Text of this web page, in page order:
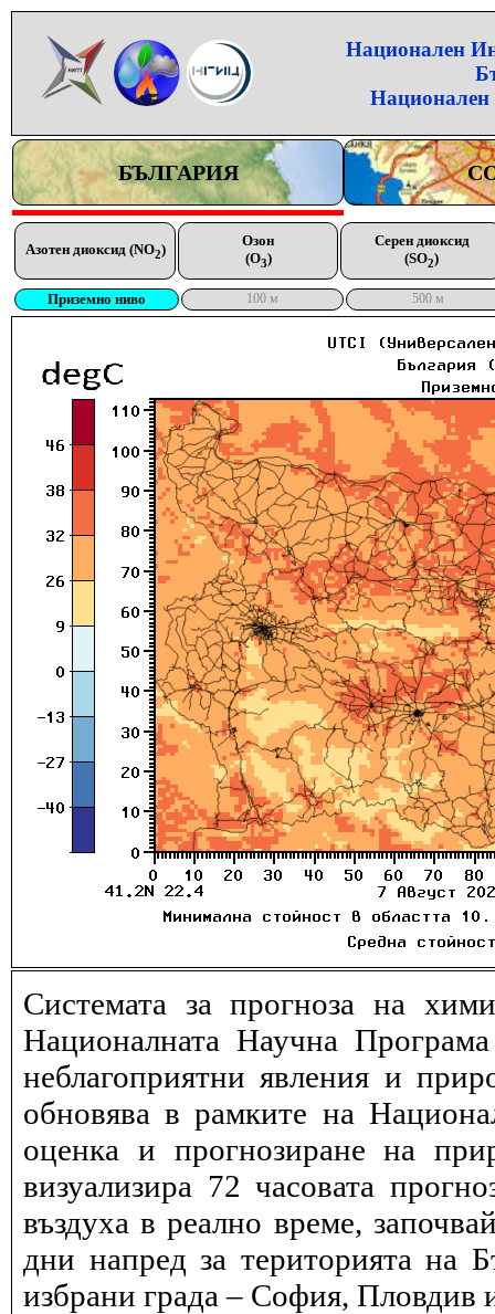
Национален
Национален
БЪЛГАРИЯ
Азотен диоксид (NO2)
Озон
(O3)
Серен диоксид
(SO2)
Приземно ниво 100 м 500 м
Системата за прогноза на
Националната Научна
неблагоприятни явления и
обновява в рамките на
оценка и прогнозиране на
визуализира 72 часовата
въздуха в реално време,
дни напред за територията на
избрани града – София, Пловдив